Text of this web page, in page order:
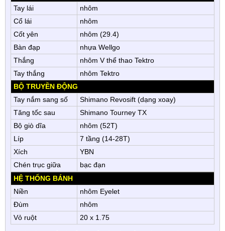
Tay lái
nhôm
Cổ lái
nhôm
Cốt yên
nhôm (29.4)
Bàn đạp
nhựa Wellgo
Thắng
nhôm V thể thao Tektro
Tay thắng
nhôm Tektro
BỘ TRUYỀN ĐỘNG
Tay nắm sang số
Shimano Revosift (dạng xoay)
Tăng tốc sau
Shimano Tourney TX
Bộ giò dĩa
nhôm (52T)
Líp
7 tầng (14-28T)
Xích
YBN
Chén trục giữa
bạc đạn
HỆ THỐNG BÁNH
Niền
nhôm Eyelet
Đùm
nhôm
Vỏ ruột
20 x 1.75